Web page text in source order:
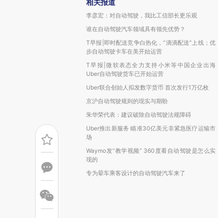
相关报道
李彦宏：对自动驾驶，我比工信部长更乐观
谁在自动驾驶汽车领域具有领先优势？
T早报|即时配送竞争白热化，“滴滴配送”上线；优
步自动驾驶卡车在美开始运营
T早报|微软表态全力支持小米等中国企业出海
Uber自动驾驶货车已开始运营
Uber联合创始人拟发数字货币 首次发行1万亿枚
京沪自动驾驶规则的现实与期盼
朱华荣代表：建议破除自动驾驶法规障碍
Uber推出新服务 瞄准30亿美元非紧急医疗运输市
场
Waymo发“教学视频” 360度看自动驾驶是怎么实
现的
专为晕车乘客设计的自动驾驶汽车来了